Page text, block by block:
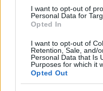
I want to opt-out of
Personal Data for
Opted In
I want to opt-out of
Retention, Sale, and/
Personal Data that Is
Purposes for which it
Opted Out
Reply
A.K.(@a-k)
20 Ιανουαρίου 2025
Το ΄70 η οικογένεια μου τα